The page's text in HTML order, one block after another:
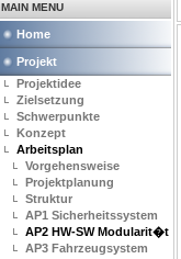
MAIN MENU
Home
Projekt
Projektidee
Zielsetzung
Schwerpunkte
Konzept
Arbeitsplan
Vorgehensweise
Projektplanung
Struktur
AP1 Sicherheitssystem
AP2 HW-SW Modularit�t
AP3 Fahrzeugsystem